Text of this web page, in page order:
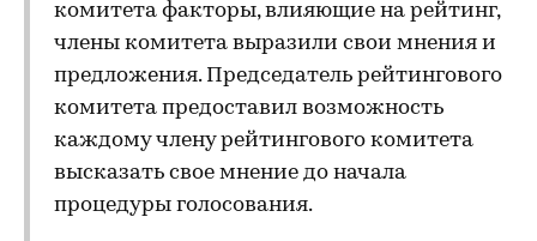
комитета факторы, влияющие на рейтинг,
члены комитета выразили свои мнения и
предложения. Председатель рейтингового
комитета предоставил возможность
каждому члену рейтингового комитета
высказать свое мнение до начала
процедуры голосования.